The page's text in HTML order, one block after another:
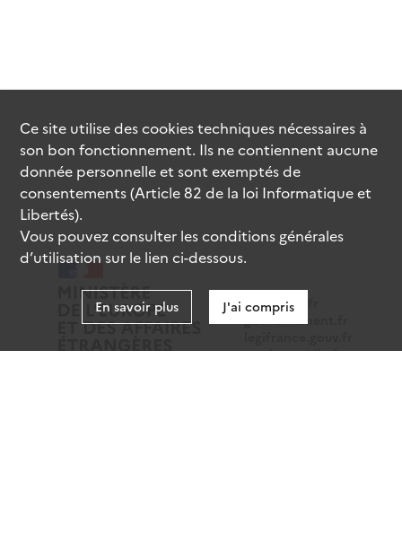
data.gouv.fr
gouvernement.fr
service-public.fr
Ce site utilise descookiestechniques nécessaires à
son bon fonctionnement. Ils ne contiennent aucune
donnée personnelle et sont exemptés de
consentements (Article 82 de la loi Informatique et
Libertés).
Vous pouvez consulter les conditions générales
d’utilisation sur le lien ci-dessous.
En savoir plus J'ai compris